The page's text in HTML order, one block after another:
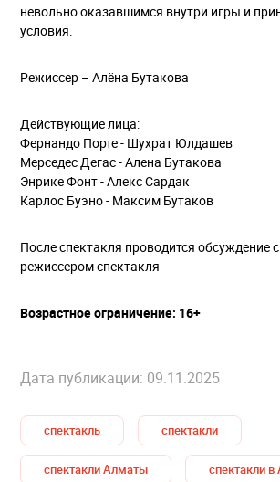
невольно оказавшимся внутри игры и
условия.
Режиссер – Алёна Бутакова
Действующие лица:
Фернандо Порте - Шухрат Юлдашев
Мерседес Дегас - Алена Бутакова
Энрике Фонт - Алекс Сардак
Карлос Буэно - Максим Бутаков
После спектакля проводится обсуждение
режиссером спектакля
Возрастное ограничение: 16+
Дата публикации: 09.11.2025
спектакль спектакли
спектакли Алматы спектакли